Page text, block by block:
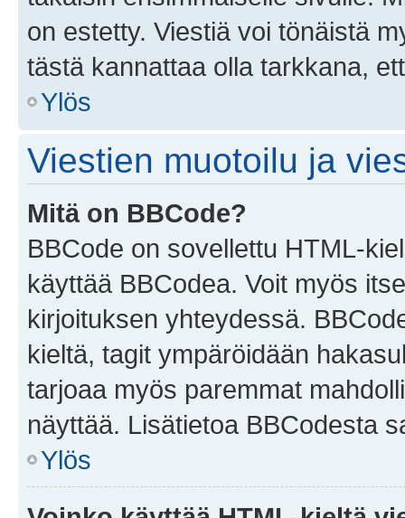
on estetty. Viestiä voi tönäistä
tästä kannattaa olla tarkkana,
Ylös
Viestien muotoilu ja
Mitä on BBCode?
BBCode on sovellettu HTML-
käyttää BBCodea. Voit myös
kirjoituksen yhteydessä.
kieltä, tagit ympäröidään
tarjoaa myös paremmat
näyttää. Lisätietoa BBCodesta
Ylös